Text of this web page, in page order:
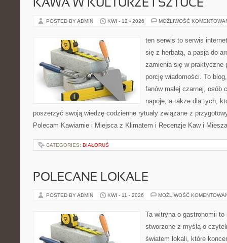
KAWA W KULTURZE I SZTUCE
POSTED BY ADMIN KWI - 12 - 2026 MOŻLIWOŚĆ
ten serwis to serwis
się z herbatą, a pasja do
zamienia się w praktyczne
porcję wiadomości. To
fanów małej czarnej, osób
napoje, a także dla tych,
poszerzyć swoją wiedzę codzienne rytuały związane z
Polecam Kawiarnie i Miejsca z Klimatem i Recenzje Kaw i
CATEGORIES: BIAŁORUŚ
POLECANE LOKALE
POSTED BY ADMIN KWI - 11 - 2026 MOŻLIWOŚĆ
Ta witryna o gastronomii
stworzone z myślą o
światem lokali, które